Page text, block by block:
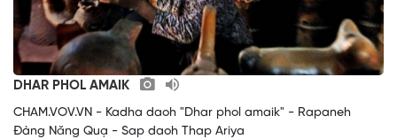
DHAR PHOL AMAIK
CHAM.VOV.VN - Kadha daoh "Dhar phol amaik" - Rapaneh
Đàng Năng Quạ - Sap daoh Thap Ariya